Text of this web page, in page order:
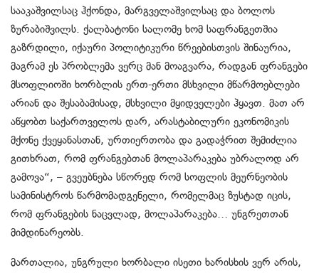
სააკაშვილსაც ჰქონდა, მარგველაშვილსაც და ბოლოს
ზურაბიშვილს. ქალბატონი სალომე ხომ საფრანგეთშია
გაზრდილი, იქაური პოლიტიკური წრეებისთვის შინაურია,
მაგრამ ეს პრობლემა ვერც მან მოაგვარა, რადგან ფრანგები
მსოფლიოში ხორბლის ერთ-ერთი მსხვილი მწარმოებლები
არიან და შესაბამისად, მსხვილი მყიდველები ჰყავთ. მათ არ
აწყობთ საქართველოს დარ, არასტაბილური ეკონომიკის
მქონე ქვეყანასთან, ურთიერთობა და გადაჭრით შემიძლია
გითხრათ, რომ ფრანგებთან მოლაპარაკება უბრალოდ არ
გამოვა“, – გვეუბნება სწორედ რომ სოფლის მეურნეობის
სამინისტროს წარმომადგენელი, რომელმაც ზუსტად იცის,
რომ ფრანგების ნაცვლად, მოლაპარაკება… უნგრეთთან
მიმდინარეობს.
მართალია, უნგრული ხორბალი ისეთი ხარისხის ვერ არის,